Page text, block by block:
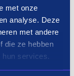
met onze
analyse. Deze
met andere
die ze hebben
services.
samen met de